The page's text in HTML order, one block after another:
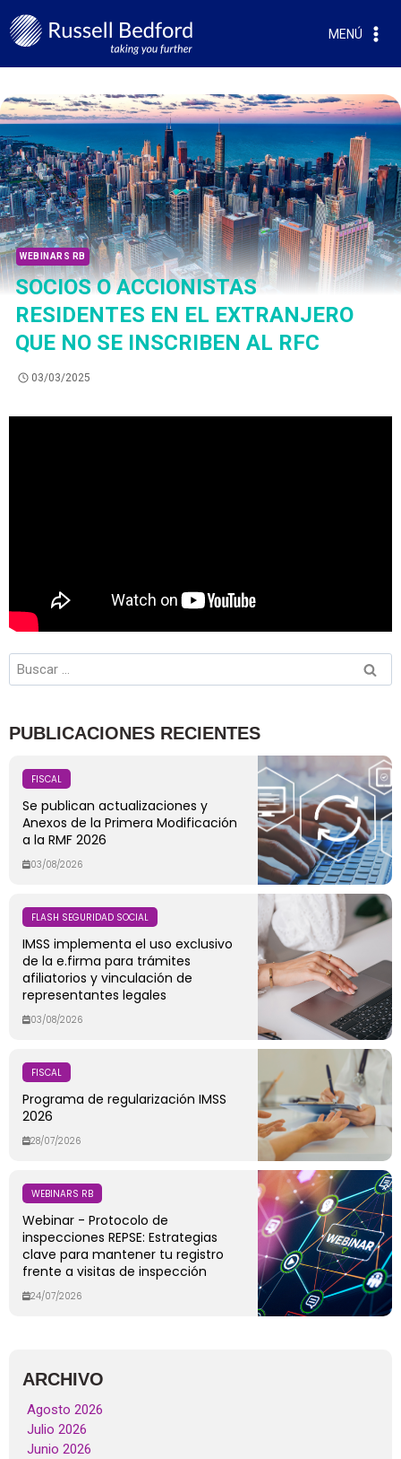
MENÚ
WEBINARS RB
SOCIOS O ACCIONISTAS
RESIDENTES EN EL EXTRANJERO
QUE NO SE INSCRIBEN AL RFC
03/03/2025
PUBLICACIONES RECIENTES
FISCAL
Se publican actualizaciones y
Anexos de la Primera Modificación
a la RMF 2026
03/08/2026
FLASH SEGURIDAD SOCIAL
IMSS implementa el uso exclusivo
de la e.firma para trámites
afiliatorios y vinculación de
representantes legales
03/08/2026
FISCAL
Programa de regularización IMSS
2026
28/07/2026
WEBINARS RB
Webinar - Protocolo de
inspecciones REPSE: Estrategias
clave para mantener tu registro
frente a visitas de inspección
24/07/2026
ARCHIVO
Agosto 2026
Julio 2026
Junio 2026